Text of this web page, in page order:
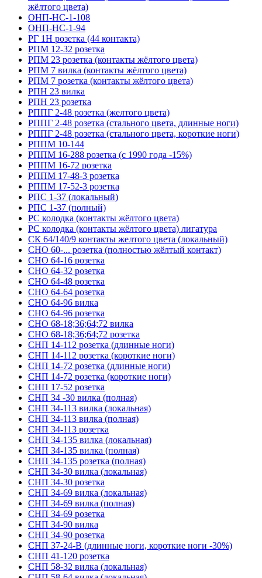
жёлтого цвета)
ОНП-НС-1-108
ОНП-НС-1-94
РГ 1Н розетка (44 контакта)
РПМ 12-32 розетка
РПМ 23 розетка (контакты жёлтого цвета)
РПМ 7 вилка (контакты жёлтого цвета)
РПМ 7 розетка (контакты жёлтого цвета)
РПН 23 вилка
РПН 23 розетка
РППГ 2-48 розетка (желтого цвета)
РППГ 2-48 розетка (стального цвета, длинные ноги)
РППГ 2-48 розетка (стального цвета, короткие ноги)
РППМ 10-144
РППМ 16-288 розетка (с 1990 года -15%)
РППМ 16-72 розетка
РППМ 17-48-3 розетка
РППМ 17-52-3 розетка
РПС 1-37 (локальный)
РПС 1-37 (полный)
РС колодка (контакты жёлтого цвета)
РС колодка (контакты жёлтого цвета) лигатура
СК 64/140/9 контакты желтого цвета (локальный)
СНО 60-... розетка (полностью жёлтый контакт)
СНО 64-16 розетка
СНО 64-32 розетка
СНО 64-48 розетка
СНО 64-64 розетка
СНО 64-96 вилка
СНО 64-96 розетка
СНО 68-18;36;64;72 вилка
СНО 68-18;36;64;72 розетка
СНП 14-112 розетка (длинные ноги)
СНП 14-112 розетка (короткие ноги)
СНП 14-72 розетка (длинные ноги)
СНП 14-72 розетка (короткие ноги)
СНП 17-52 розетка
СНП 34 -30 вилка (полная)
СНП 34-113 вилка (локальная)
СНП 34-113 вилка (полная)
СНП 34-113 розетка
СНП 34-135 вилка (локальная)
СНП 34-135 вилка (полная)
СНП 34-135 розетка (полная)
СНП 34-30 вилка (локальная)
СНП 34-30 розетка
СНП 34-69 вилка (локальная)
СНП 34-69 вилка (полная)
СНП 34-69 розетка
СНП 34-90 вилка
СНП 34-90 розетка
СНП 37-24-В (длинные ноги, короткие ноги -30%)
СНП 41-120 розетка
СНП 58-32 вилка (локальная)